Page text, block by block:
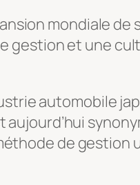
mondiale
gestion et une
automobile
de gestion